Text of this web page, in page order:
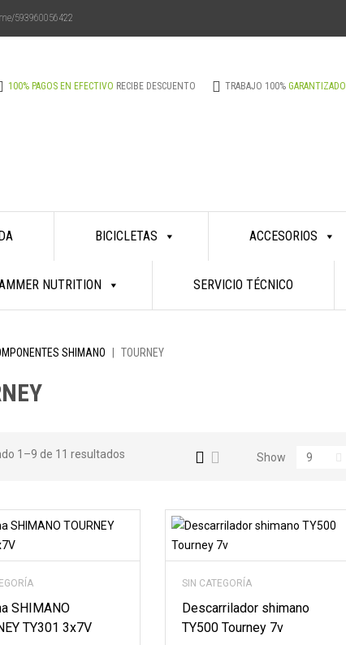
593960056422
100% PAGOS EN EFECTIVO RECIBE DESCUENTO TRABAJO 100% GARANTIZADO
BICICLETAS ACCESORIOS
NUTRITION SERVICIO TÉCNICO
Aprovecha
descuento
especial
efectivo!
✨ ¡PORQUE COMPRAR EN
EFECTIVO SIEMPRE TE
CONVIENE MÁS!
SHIMANO TOURNEY
1–9 de 11 resultados Show
SHIMANO
TY301 3x7V
SIN CATEGORÍA
Descarrilador shimano
TY500 Tourney 7v